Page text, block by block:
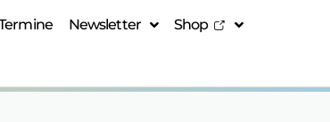
Newsletter Shop